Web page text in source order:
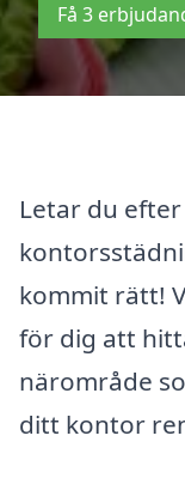
Få 3
Letar du
kommit rätt!
för dig att
närområde
ditt kontor